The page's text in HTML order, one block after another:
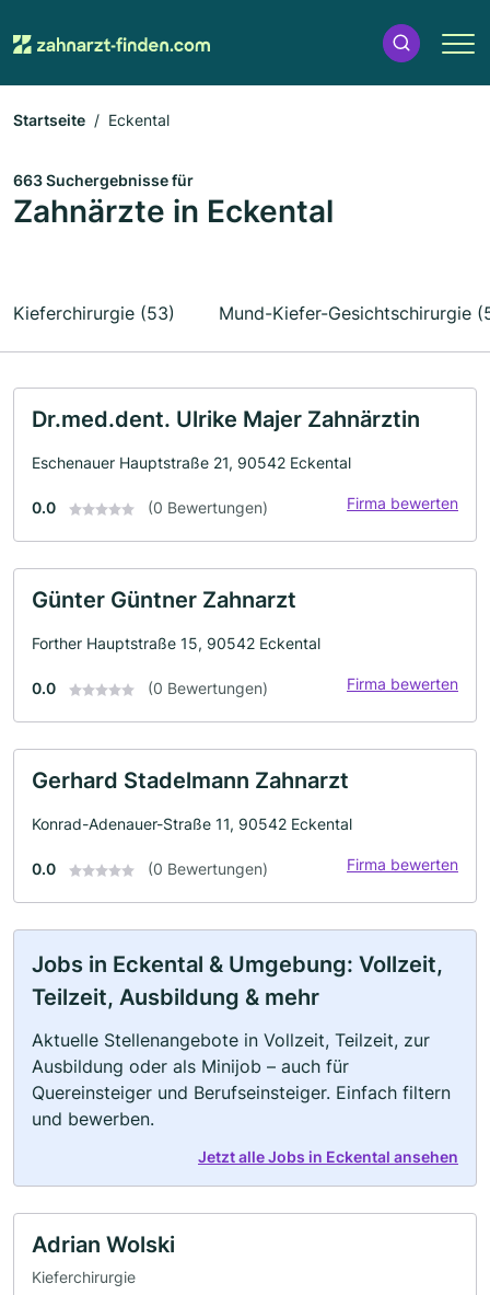
Startseite Eckental
663 Suchergebnisse für
Zahnärzte in Eckental
Kieferchirurgie (53) Mund-Kiefer-Gesichtschirurgie
Dr.med.dent. Ulrike Majer Zahnärztin
Eschenauer Hauptstraße 21, 90542 Eckental
0.0 (0 Bewertungen) Firma bewerten
Günter Güntner Zahnarzt
Forther Hauptstraße 15, 90542 Eckental
0.0 (0 Bewertungen) Firma bewerten
Gerhard Stadelmann Zahnarzt
Konrad-Adenauer-Straße 11, 90542 Eckental
0.0 (0 Bewertungen) Firma bewerten
Jobs in Eckental & Umgebung: Vollzeit,
Teilzeit, Ausbildung & mehr
Aktuelle Stellenangebote in Vollzeit, Teilzeit, zur
Ausbildung oder als Minijob – auch für
Quereinsteiger und Berufseinsteiger. Einfach filtern
und bewerben.
Jetzt alle Jobs in Eckental ansehen
Adrian Wolski
Kieferchirurgie